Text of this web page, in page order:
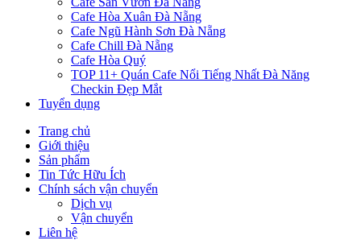
Cafe Hòa Xuân Đà Nẵng
Cafe Ngũ Hành Sơn Đà Nẵng
Cafe Chill Đà Nẵng
Cafe Hòa Quý
TOP 11+ Quán Cafe Nổi Tiếng Nhất Đà Năng
Checkin Đẹp Mắt
Tuyển dụng
Trang chủ
Giới thiệu
Sản phẩm
Tin Tức Hữu Ích
Chính sách vận chuyển
Dịch vụ
Vận chuyển
Liên hệ